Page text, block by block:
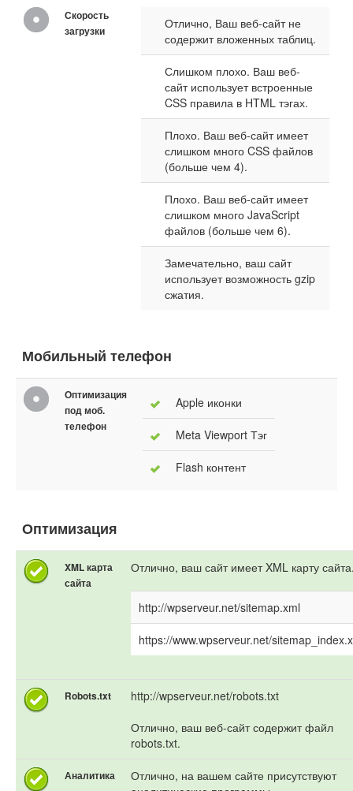
Скорость
загрузки
Отлично, Ваш веб-сайт не
содержит вложенных таблиц.
Слишком плохо. Ваш веб-
сайт использует встроенные
CSS правила в HTML тэгах.
Плохо. Ваш веб-сайт имеет
слишком много CSS файлов
(больше чем 4).
Плохо. Ваш веб-сайт имеет
слишком много JavaScript
файлов (больше чем 6).
Замечательно, ваш сайт
использует возможность gzip
сжатия.
Мобильный телефон
Оптимизация
под моб.
телефон
Apple иконки
Meta Viewport Тэг
Flash контент
Оптимизация
XML карта
сайта
Отлично, ваш сайт имеет XML карту
http://wpserveur.net/sitemap.xml
https://www.wpserveur.net/
Robots.txt
http://wpserveur.net/robots.txt
Отлично, ваш веб-сайт содержит файл
robots.txt.
Аналитика
Отлично, на вашем сайте присутствуют